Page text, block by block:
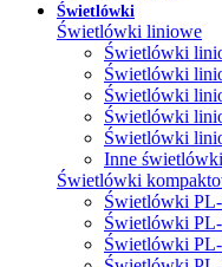
Świetlówki
Świetlówki liniowe
Świetlówki
Świetlówki
Świetlówki
Świetlówki
Świetlówki
Inne
Świetlówki
Świetlówki
Świetlówki
Świetlówki